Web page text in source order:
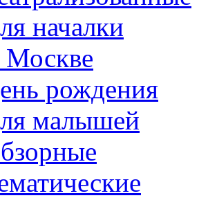
началки
рождения
малышей